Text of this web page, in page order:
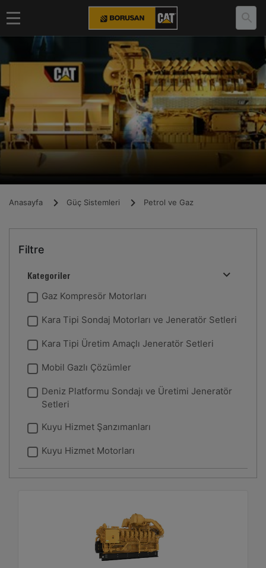
Anasayfa Güç Sistemleri Petrol ve Gaz
Filtre
Kategoriler
Gaz Kompresör Motorları
Kara Tipi Sondaj Motorları ve Jeneratör Setleri
Kara Tipi Üretim Amaçlı Jeneratör Setleri
Mobil Gazlı Çözümler
Deniz Platformu Sondajı ve Üretimi Jeneratör
Setleri
Kuyu Hizmet Şanzımanları
Kuyu Hizmet Motorları